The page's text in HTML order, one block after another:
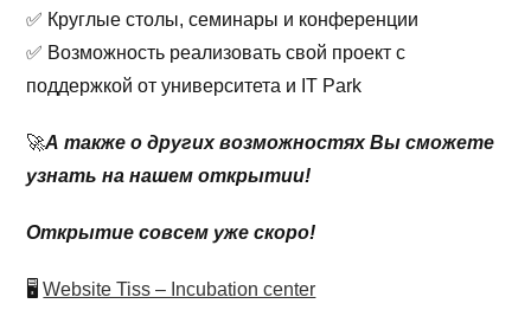
✅ Круглые столы, семинары и конференции
✅ Возможность реализовать свой проект с
поддержкой от университета и IT Park
🚀А также о других возможностях Вы сможете
узнать на нашем открытии!
Открытие совсем уже скоро!
🖥Website Tiss – Incubation center